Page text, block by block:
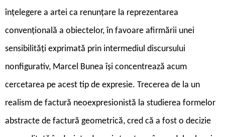
înțelegere a artei ca renunțare la reprezentarea
convențională a obiectelor, în favoare afirmării unei
sensibilități exprimată prin intermediul discursului
nonfigurativ, Marcel Bunea își concentrează acum
cercetarea pe acest tip de expresie. Trecerea de la un
realism de factură neoexpresionistă la studierea formelor
abstracte de factură geometrică, cred că a fost o decizie